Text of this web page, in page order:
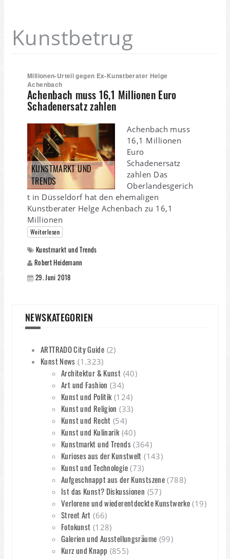
Kunstbetrug
Millionen-Urteil gegen Ex-Kunstberater Helge
Achenbach
Achenbach muss 16,1 Millionen Euro
Schadenersatz zahlen
KUNSTMARKT UND
TRENDS
Achenbach muss
16,1 Millionen
Euro
Schadenersatz
zahlen Das
Oberlandesgerich
t in Düsseldorf hat den ehemaligen
Kunstberater Helge Achenbach zu 16,1
Millionen
Weiterlesen
Kunstmarkt und Trends
Robert Heidemann
29. Juni 2018
NEWSKATEGORIEN
ARTTRADO City Guide (2)
Kunst News (1.323)
Architektur & Kunst (40)
Art und Fashion (34)
Kunst und Politik(124)
Kunst und Religion (33)
Kunst und Recht (54)
Kunst und Kulinarik(40)
Kunstmarkt und Trends(364)
Kurioses aus der Kunstwelt (143)
Kunst und Technologie(73)
Aufgeschnappt aus der Kunstszene (788)
Ist das Kunst? Diskussionen (57)
Verlorene und wiederentdeckte Kunstwerke (19)
Street Art (66)
Fotokunst (128)
Galerien und Ausstellungsräume (99)
Kurz und Knapp (855)